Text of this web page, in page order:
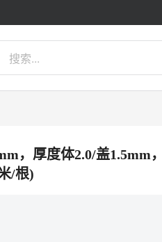
，厚度体2.0/盖1.5mm
/根)